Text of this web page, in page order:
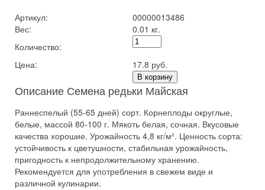
Артикул:
00000013486
Вес:
0.01 кг.
Количество:
Цена:
17.8 руб.
В корзину
Описание Семена редьки Майская
Раннеспелый (55-65 дней) сорт. Корнеплоды округлые,
белые, массой 80-100 г. Мякоть белая, сочная. Вкусовые
качества хорошие. Урожайность 4,8 кг/м². Ценность сорта:
устойчивость к цветушности, стабильная урожайность,
пригодность к непродолжительному хранению.
Рекомендуется для употребления в свежем виде и
различной кулинарии.